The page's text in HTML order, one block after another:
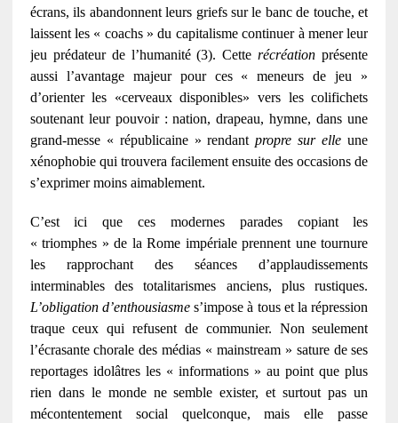
écrans, ils abandonnent leurs griefs sur le banc de touche, et
laissent les « coachs » du capitalisme continuer à mener leur
jeu prédateur de l’humanité (3). Cetterécréation présente
aussi l’avantage majeur pour ces « meneurs de jeu »
d’orienter les «cerveaux disponibles» vers les colifichets
soutenant leur pouvoir : nation, drapeau, hymne, dans une
grand-messe « républicaine » rendantpropre sur elle une
xénophobie qui trouvera facilement ensuite des occasions de
s’exprimer moins aimablement.
C’est ici que ces modernes parades copiant les
« triomphes » de la Rome impériale prennent une tournure
les rapprochant des séances d’applaudissements
interminables des totalitarismes anciens, plus rustiques.
L’obligation d’enthousiasmes’impose à tous et la répression
traque ceux qui refusent de communier. Non seulement
l’écrasante chorale des médias « mainstream » sature de ses
reportages idolâtres les « informations » au point que plus
rien dans le monde ne semble exister, et surtout pas un
mécontentement social quelconque, mais elle passe